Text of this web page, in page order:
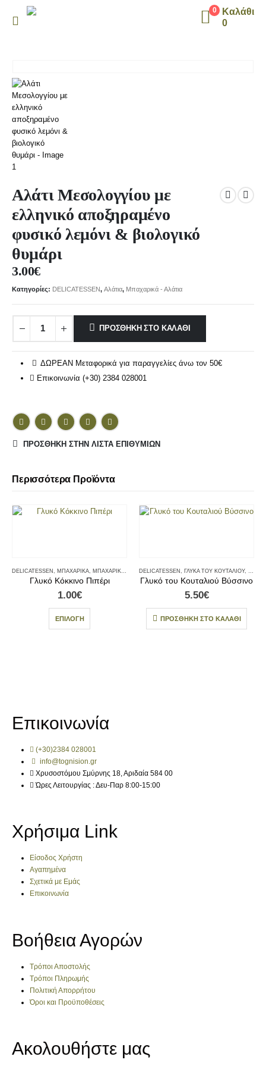
0
Καλάθι
0
Αλάτι Μεσολογγίου με
ελληνικό αποξηραμένο
φυσικό λεμόνι & βιολογικό
θυμάρι
3.00€
Κατηγορίες: DELICATESSEN, Αλάτια, Μπαχαρικά - Αλάτια
ΠΡΟΣΘΉΚΗ ΣΤΟ ΚΑΛΆΘΙ
ΔΩΡΕΑΝ Μεταφορικά για παραγγελίες άνω τον 50€
Επικοινωνία (+30) 2384 028001
ΠΡΌΣΘΉΚΗ ΣΤΗΝ ΛΊΣΤΑ ΕΠΙΘΥΜΙΏΝ
Περισσότερα Προϊόντα
DELICATESSEN ΜΠΑΧΑΡΙΚΆ ΜΠΑΧΑΡΙΚΆ - ΑΛΆΤΙΑ
Γλυκό Κόκκινο Πιπέρι
1.00€
ΕΠΙΛΟΓΉ
DELICATESSEN ΓΛΥΚΆ ΤΟΥ ΚΟΥΤΑΛΙΟΎ,
Γλυκό του Κουταλιού Βύσσινο
5.50€
ΠΡΟΣΘΉΚΗ ΣΤΟ ΚΑΛΆΘΙ
Επικοινωνία
(+30)2384 028001
info@tognision.gr
Χρυσοστόμου Σμύρνης 18, Αριδαία 584 00
Ώρες Λειτουργίας : Δευ-Παρ 8:00-15:00
Χρήσιμα Link
Είσοδος Χρήστη
Αγαπημένα
Σχετικά με Εμάς
Επικοινωνία
Βοήθεια Αγορών
Τρόποι Αποστολής
Τρόποι Πληρωμής
Πολιτική Απορρήτου
Όροι και Προϋποθέσεις
Ακολουθήστε μας